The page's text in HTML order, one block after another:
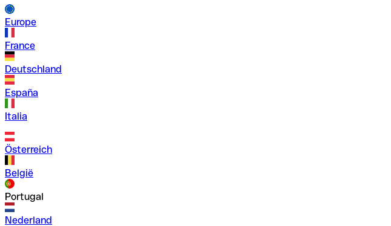
Europe
France
Deutschland
España
Italia
Österreich
België
Portugal
Nederland